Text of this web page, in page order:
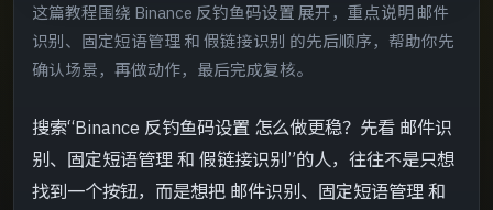
步骤 2 ->
步骤 3
常见误区 ->
这篇教程围绕 Binance 反钓鱼码设置 展开，重点说明 邮件
识别、固定短语管理 和 假链接识别 的先后顺序，帮助你先
确认场景，再做动作，最后完成复核。
搜索“Binance 反钓鱼码设置 怎么做更稳？先看 邮件识
别、固定短语管理 和 假链接识别”的人，往往不是只想
找到一个按钮，而是想把 邮件识别、固定短语管理 和